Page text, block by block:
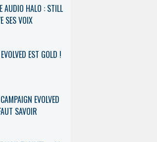
AUDIO HALO : STILL
SES VOIX
EST GOLD !
EVOLVED
SAVOIR